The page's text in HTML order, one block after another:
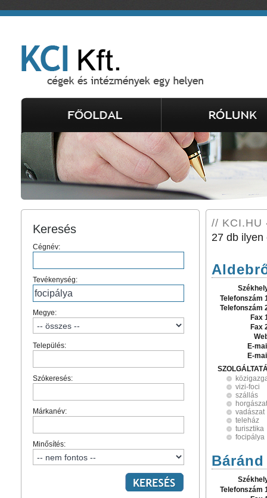
Keresés
Cégnév:
Tevékenység:
Megye:
Település:
Szókeresés:
Márkanév:
Minősítés:
// KCI.HU
27 db ilyen
Telefonszám
Telefonszám
Fax
Fax
E-
E-
vizi-foci
szállás
horgászat
vadászat
teleház
turisztika
focipálya
Telefonszám